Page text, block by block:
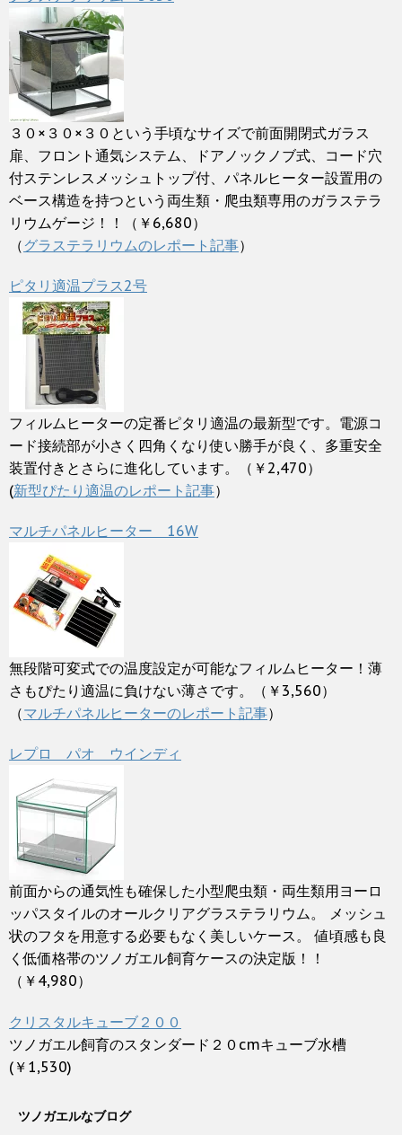
３０×３０×３０という手頃なサイズで前面開閉式ガラス
扉、フロント通気システム、ドアノックノブ式、コード穴
付ステンレスメッシュトップ付、パネルヒーター設置用の
ベース構造を持つという両生類・爬虫類専用のガラステラ
リウムゲージ！！（￥6,680）
（ グラステラリウムのレポート記事）
ピタリ適温プラス2号
フィルムヒーターの定番ピタリ適温の最新型です。電源コ
ード接続部が小さく四角くなり使い勝手が良く、多重安全
装置付きとさらに進化しています。（￥2,470）
(新型ぴたり適温のレポート記事）
マルチパネルヒーター 16W
無段階可変式での温度設定が可能なフィルムヒーター！薄
さもぴたり適温に負けない薄さです。（￥3,560）
（マルチパネルヒーターのレポート記事）
レプロ パオ ウインディ
前面からの通気性も確保した小型爬虫類・両生類用ヨーロ
ッパスタイルのオールクリアグラステラリウム。 メッシュ
状のフタを用意する必要もなく美しいケース。 値頃感も良
く低価格帯のツノガエル飼育ケースの決定版！！
（￥4,980）
クリスタルキューブ２００
ツノガエル飼育のスタンダード２０cmキューブ水槽
(￥1,530)
ツノガエルなブログ